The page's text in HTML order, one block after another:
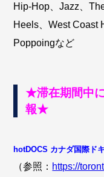
Hip-Hop、Jazz、
Heels、West Coast
Poppoingなど
★滞在期間中
報★
hotDOCS カナダ国際ド
（参照： https://